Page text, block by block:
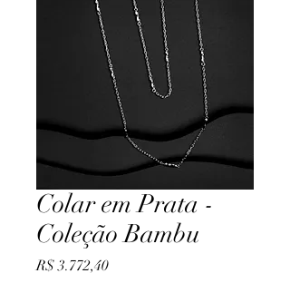
Colar em Prata -
Coleção Bambu
R$ 3.772,40Preço